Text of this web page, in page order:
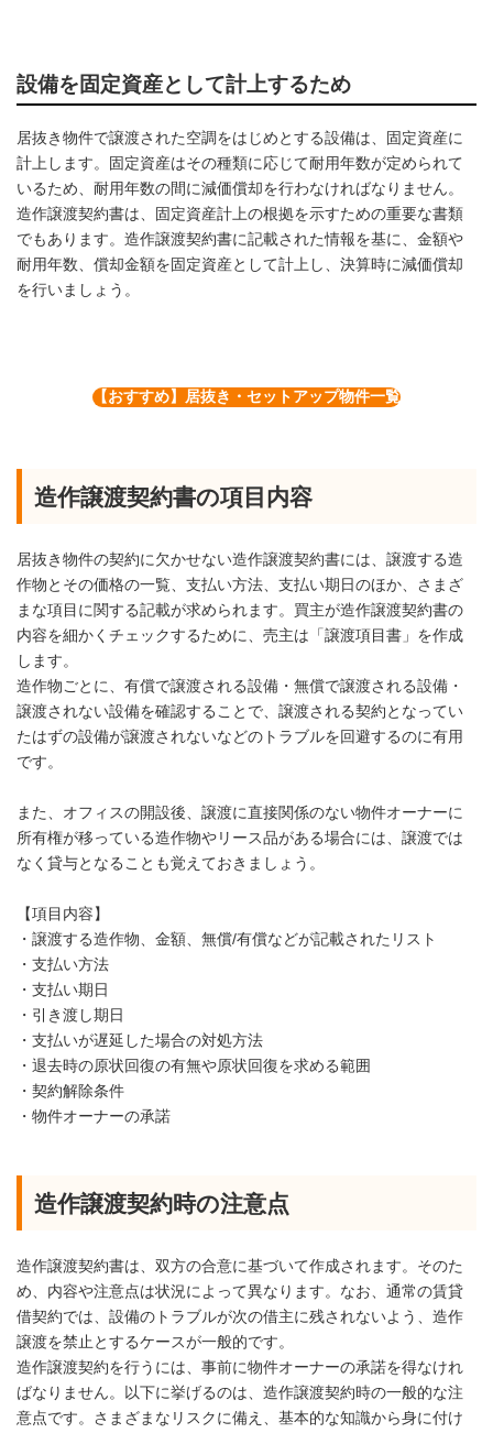
設備を固定資産として計上するため
居抜き物件で譲渡された空調をはじめとする設備は、固定資産に
計上します。固定資産はその種類に応じて耐用年数が定められて
いるため、耐用年数の間に減価償却を行わなければなりません。
造作譲渡契約書は、固定資産計上の根拠を示すための重要な書類
でもあります。造作譲渡契約書に記載された情報を基に、金額や
耐用年数、償却金額を固定資産として計上し、決算時に減価償却
を行いましょう。
【おすすめ】居抜き・セットアップ物件一覧
造作譲渡契約書の項目内容
居抜き物件の契約に欠かせない造作譲渡契約書には、譲渡する造
作物とその価格の一覧、支払い方法、支払い期日のほか、さまざ
まな項目に関する記載が求められます。買主が造作譲渡契約書の
内容を細かくチェックするために、売主は「譲渡項目書」を作成
します。
造作物ごとに、有償で譲渡される設備・無償で譲渡される設備・
譲渡されない設備を確認することで、譲渡される契約となってい
たはずの設備が譲渡されないなどのトラブルを回避するのに有用
です。
また、オフィスの開設後、譲渡に直接関係のない物件オーナーに
所有権が移っている造作物やリース品がある場合には、譲渡では
なく貸与となることも覚えておきましょう。
【項目内容】
・譲渡する造作物、金額、無償/有償などが記載されたリスト
・支払い方法
・支払い期日
・引き渡し期日
・支払いが遅延した場合の対処方法
・退去時の原状回復の有無や原状回復を求める範囲
・契約解除条件
・物件オーナーの承諾
造作譲渡契約時の注意点
造作譲渡契約書は、双方の合意に基づいて作成されます。そのた
め、内容や注意点は状況によって異なります。なお、通常の賃貸
借契約では、設備のトラブルが次の借主に残されないよう、造作
譲渡を禁止とするケースが一般的です。
造作譲渡契約を行うには、事前に物件オーナーの承諾を得なけれ
ばなりません。以下に挙げるのは、造作譲渡契約時の一般的な注
意点です。さまざまなリスクに備え、基本的な知識から身に付け